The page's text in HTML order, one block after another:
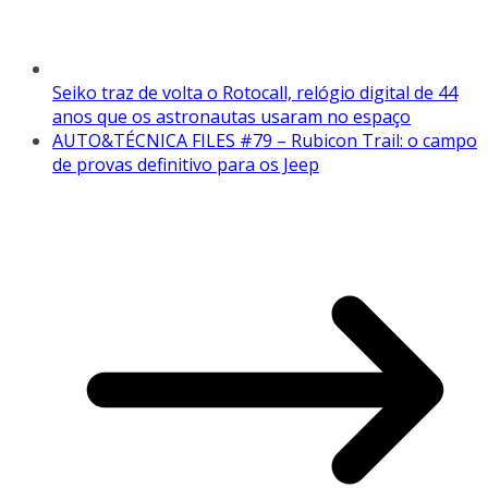
Seiko traz de volta o Rotocall, relógio digital de 44
anos que os astronautas usaram no espaço
AUTO&TÉCNICA FILES #79 – Rubicon Trail: o campo
de provas definitivo para os Jeep